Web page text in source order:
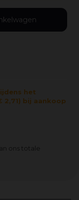
het
2,71) bij aankoop
ons totale